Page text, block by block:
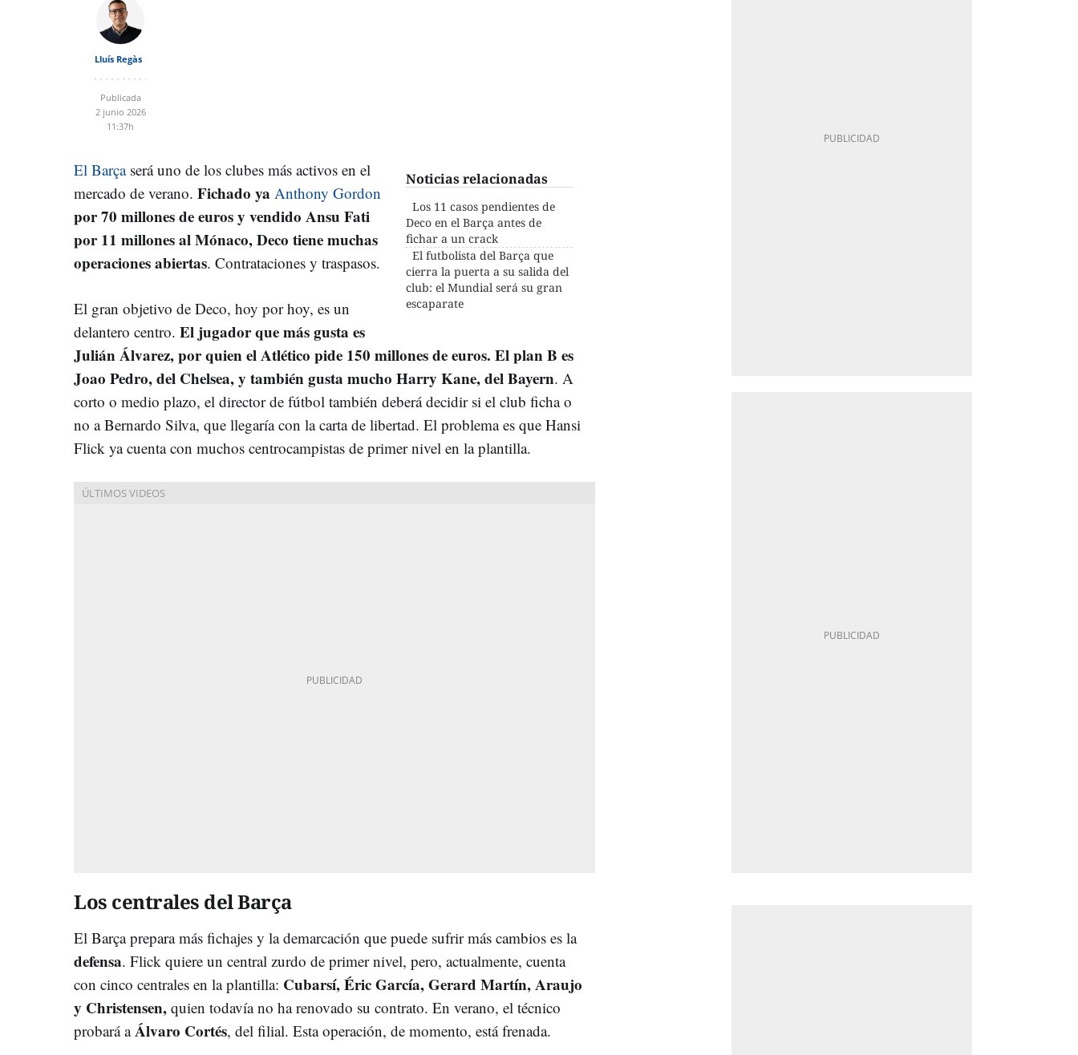
Lluís Regàs
Publicada
2 junio 2026
11:37h
Noticias relacionadas
Los 11 casos pendientes de
Deco en el Barça antes de
fichar a un crack
El futbolista del Barça que
cierra la puerta a su salida del
club: el Mundial será su gran
escaparate
El Barça será uno de los clubes más activos en el
mercado de verano. Fichado ya Anthony Gordon
por 70 millones de euros y vendido Ansu Fati
por 11 millones al Mónaco, Deco tiene muchas
operaciones abiertas. Contrataciones y traspasos.
El gran objetivo de Deco, hoy por hoy, es un
delantero centro. El jugador que más gusta es
Julián Álvarez, por quien el Atlético pide 150 millones de euros. El plan B es
Joao Pedro, del Chelsea, y también gusta mucho Harry Kane, del Bayern. A
corto o medio plazo, el director de fútbol también deberá decidir si el club ficha o
no a Bernardo Silva, que llegaría con la carta de libertad. El problema es que Hansi
Flick ya cuenta con muchos centrocampistas de primer nivel en la plantilla.
Los centrales del Barça
El Barça prepara más fichajes y la demarcación que puede sufrir más cambios es la
defensa. Flick quiere un central zurdo de primer nivel, pero, actualmente, cuenta
con cinco centrales en la plantilla: Cubarsí, Éric García, Gerard Martín, Araujo
y Christensen, quien todavía no ha renovado su contrato. En verano, el técnico
probará aÁlvaro Cortés, del filial. Esta operación, de momento, está frenada.